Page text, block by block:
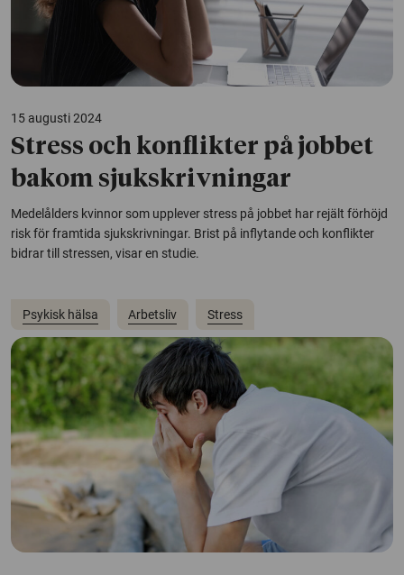
15 augusti 2024
Stress och konflikter på jobbet
bakom sjukskrivningar
Medelålders kvinnor som upplever stress på jobbet har rejält förhöjd
risk för framtida sjukskrivningar. Brist på inflytande och konflikter
bidrar till stressen, visar en studie.
Psykisk hälsa Arbetsliv Stress